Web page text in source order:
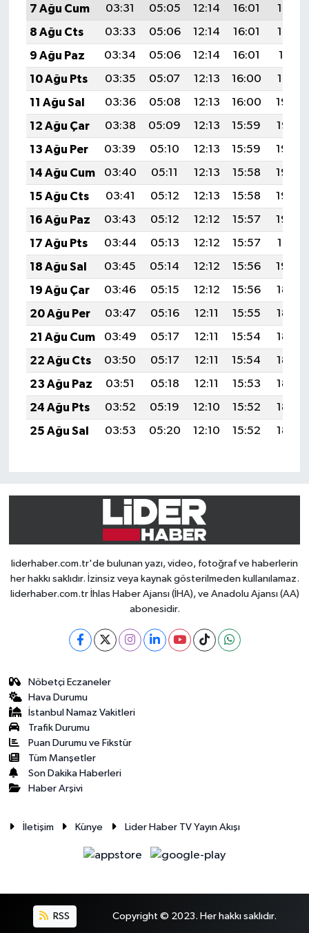
7 Ağu Cum
03:31 05:05 12:14 16:01
19:13
8 Ağu Cts
03:33 05:06 12:14 16:01
19:12
9 Ağu Paz
03:34 05:06 12:14 16:01
19:11
10 Ağu Pts
03:35 05:07 12:13 16:00
19:10
11 Ağu Sal
03:36 05:08 12:13 16:00
19:08
12 Ağu Çar
03:38 05:09 12:13 15:59
19:07
13 Ağu Per
03:39 05:10 12:13 15:59
19:06
14 Ağu Cum
03:40 05:11 12:13 15:58
19:05
15 Ağu Cts
03:41 05:12 12:13 15:58
19:04
16 Ağu Paz
03:43 05:12 12:12 15:57
19:02
17 Ağu Pts
03:44 05:13 12:12 15:57
19:01
18 Ağu Sal
03:45 05:14 12:12 15:56
19:00
19 Ağu Çar
03:46 05:15 12:12 15:56
18:58
20 Ağu Per
03:47 05:16 12:11 15:55
18:57
21 Ağu Cum
03:49 05:17 12:11 15:54
18:56
22 Ağu Cts
03:50 05:17 12:11 15:54
18:54
23 Ağu Paz
03:51 05:18 12:11 15:53
18:53
24 Ağu Pts
03:52 05:19 12:10 15:52
18:52
25 Ağu Sal
03:53 05:20 12:10 15:52 18:50
liderhaber.com.tr'de bulunan yazı, video, fotoğraf ve haberlerin
her hakkı saklıdır. İzinsiz veya kaynak gösterilmeden kullanılamaz.
liderhaber.com.tr İhlas Haber Ajansı (İHA), ve Anadolu Ajansı (AA)
abonesidir.
Nöbetçi Eczaneler
Hava Durumu
İstanbul Namaz Vakitleri
Trafik Durumu
Puan Durumu ve Fikstür
Tüm Manşetler
Son Dakika Haberleri
Haber Arşivi
İletişim Künye Lider Haber TV Yayın Akışı
RSS Copyright © 2023. Her hakkı saklıdır.